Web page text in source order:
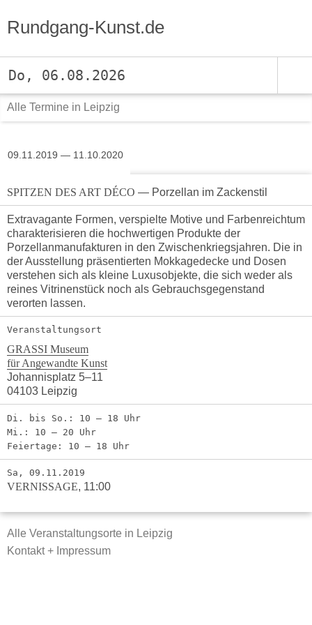
Rundgang-Kunst.de
Do, 06.08.2026
Alle Termine in Leipzig
09.11.2019 — 11.10.2020
SPITZEN DES ART DÉCO — Porzellan im Zackenstil
Extravagante Formen, verspielte Motive und Farbenreichtum
charakterisieren die hochwertigen Produkte der
Porzellanmanufakturen in den Zwischenkriegsjahren. Die in
der Ausstellung präsentierten Mokkagedecke und Dosen
verstehen sich als kleine Luxusobjekte, die sich weder als
reines Vitrinenstück noch als Gebrauchsgegenstand
verorten lassen.
Veranstaltungsort
GRASSI Museum
für Angewandte Kunst
Johannisplatz 5–11
04103 Leipzig
Di. bis So.: 10 – 18 Uhr
Mi.: 10 – 20 Uhr
Feiertage: 10 – 18 Uhr
Sa, 09.11.2019
VERNISSAGE, 11:00
Alle Veranstaltungsorte in Leipzig
Kontakt + Impressum